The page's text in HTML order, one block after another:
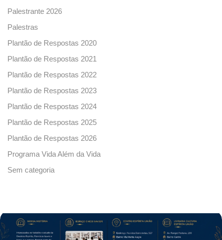
Palestrante 2026
Palestras
Plantão de Respostas 2020
Plantão de Respostas 2021
Plantão de Respostas 2022
Plantão de Respostas 2023
Plantão de Respostas 2024
Plantão de Respostas 2025
Plantão de Respostas 2026
Programa Vida Além da Vida
Sem categoria